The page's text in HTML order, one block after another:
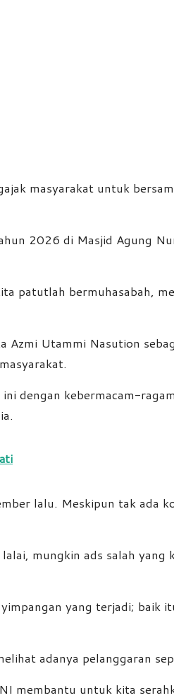
masyarakat untuk
2026 di Masjid Agung
patutlah bermuhasabah,
Azmi Utammi Nasution
dengan kebermacam-
lalu. Meskipun tak ada
mungkin ads salah yang
yang terjadi; baik
adanya pelanggaran
membantu untuk kita